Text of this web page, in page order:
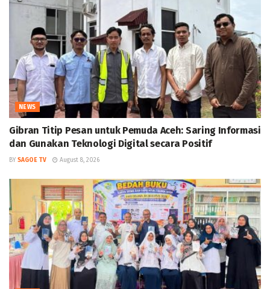
NEWS
Gibran Titip Pesan untuk Pemuda Aceh: Saring Informasi
dan Gunakan Teknologi Digital secara Positif
BY SAGOE TV August 8, 2026